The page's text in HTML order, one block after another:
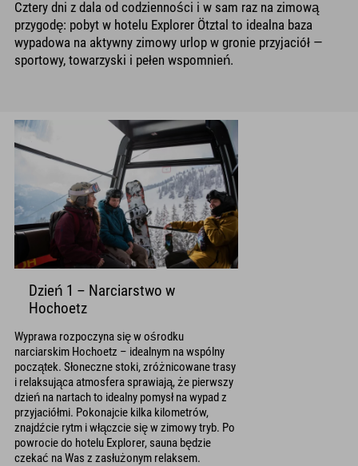
Cztery dni z dala od codzienności i w sam raz na zimową
przygodę: pobyt w hotelu Explorer Ötztal to idealna baza
wypadowa na aktywny zimowy urlop w gronie przyjaciół —
sportowy, towarzyski i pełen wspomnień.
Dzień 1 – Narciarstwo w
Hochoetz
Wyprawa rozpoczyna się w ośrodku
narciarskim Hochoetz – idealnym na wspólny
początek. Słoneczne stoki, zróżnicowane trasy
i relaksująca atmosfera sprawiają, że pierwszy
dzień na nartach to idealny pomysł na wypad z
przyjaciółmi. Pokonajcie kilka kilometrów,
znajdźcie rytm i włączcie się w zimowy tryb. Po
powrocie do hotelu Explorer, sauna będzie
czekać na Was z zasłużonym relaksem.